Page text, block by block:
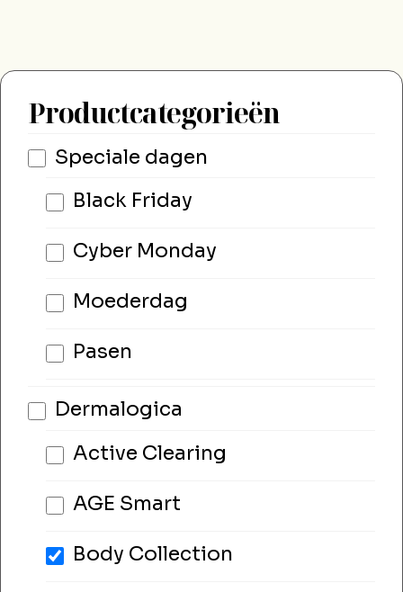
Productcategorieën
Speciale dagen
Black Friday
Cyber Monday
Moederdag
Pasen
Dermalogica
Active Clearing
AGE Smart
Body Collection